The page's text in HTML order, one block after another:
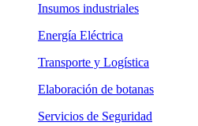
Insumos industriales
Energía Eléctrica
Transporte y Logística
Elaboración de botanas
Servicios de Seguridad